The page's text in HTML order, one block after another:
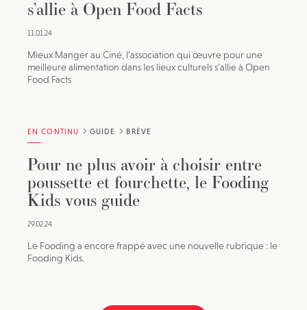
s’allie à Open Food Facts
11.01.24
Mieux Manger au Ciné, l’association qui œuvre pour une
meilleure alimentation dans les lieux culturels s’allie à Open
Food Facts
EN CONTINU GUIDE BRÈVE
Pour ne plus avoir à choisir entre
poussette et fourchette, le Fooding
Kids vous guide
29.02.24
Le Fooding a encore frappé avec une nouvelle rubrique : le
Fooding Kids.